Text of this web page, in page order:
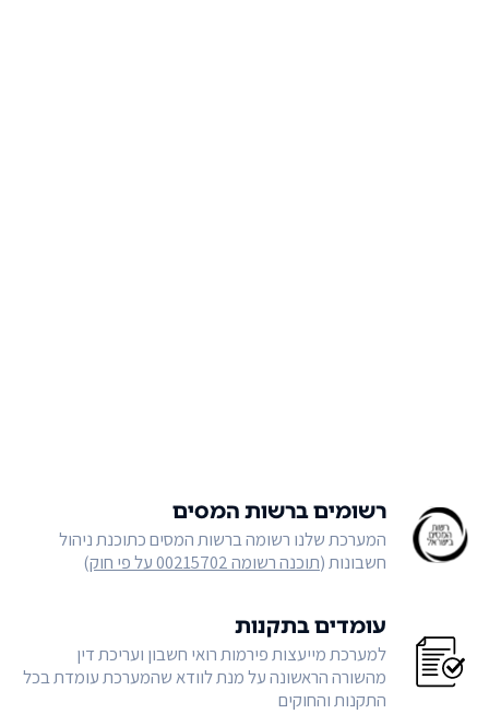
רשומים ברשות המסים
המערכת שלנו רשומה ברשות המסים כתוכנת ניהול
חשבונות (תוכנה רשומה 00215702 על פי חוק )
עומדים בתקנות
למערכת מייעצות פירמות רואי חשבון ועריכת דין
מהשורה הראשונה על מנת לוודא שהמערכת עומדת בכל
התקנות והחוקים